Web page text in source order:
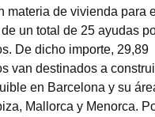
materia de vivienda para
un total de 25 ayudas
De dicho importe, 29,89
van destinados a
en Barcelona y su
Mallorca y Menorca.